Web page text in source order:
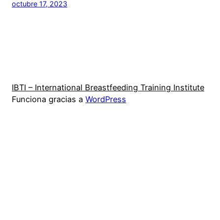
octubre 17, 2023
IBTI – International Breastfeeding Training Institute
Funciona gracias a WordPress